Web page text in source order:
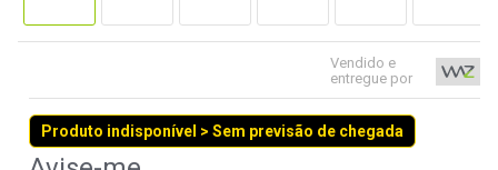
Vendido e
entregue por
Produto indisponível > Sem previsão de chegada
5º
openbox
7º
jonsbo
8º
fractal